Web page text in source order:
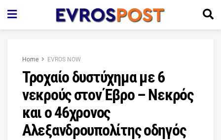
Home EVROS NOW
Τροχαίο δυστύχημα με 6
νεκρούς στον Έβρο – Νεκρός
και ο 46χρονος
Αλεξανδρουπολίτης οδηγός